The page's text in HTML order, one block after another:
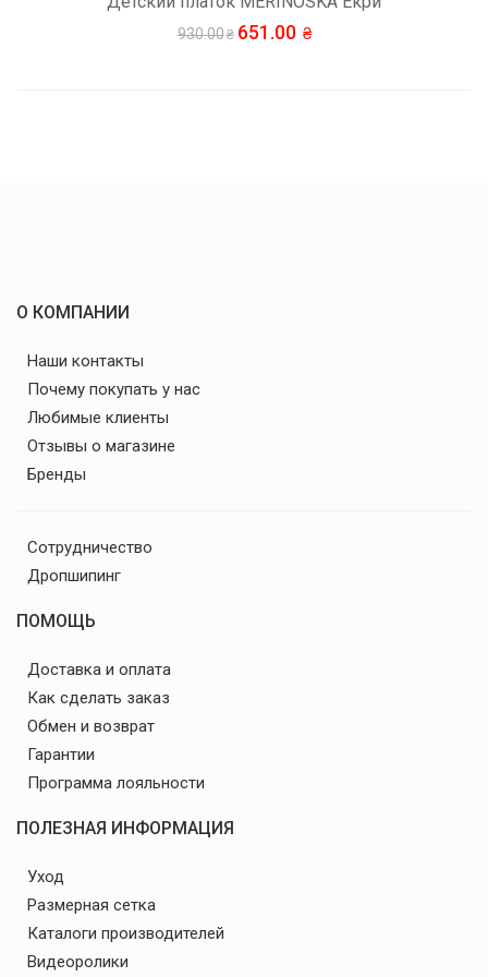
930.00 651.00
О КОМПАНИИ
Наши контакты
Почему покупать у нас
Любимые клиенты
Отзывы о магазине
Бренды
Сотрудничество
Дропшипинг
ПОМОЩЬ
Доставка и оплата
Как сделать заказ
Обмен и возврат
Гарантии
Программа лояльности
ПОЛЕЗНАЯ ИНФОРМАЦИЯ
Уход
Размерная сетка
Каталоги производителей
Видеоролики